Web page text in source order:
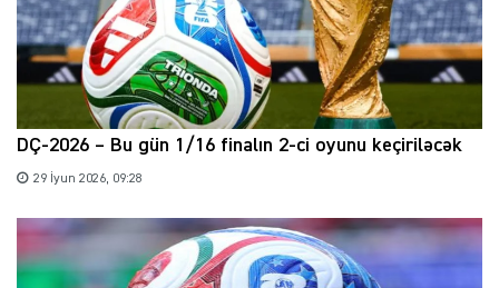
DÇ-2026 – Bu gün 1/16 finalın 2-ci oyunu keçiriləcək
29 İyun 2026, 09:28